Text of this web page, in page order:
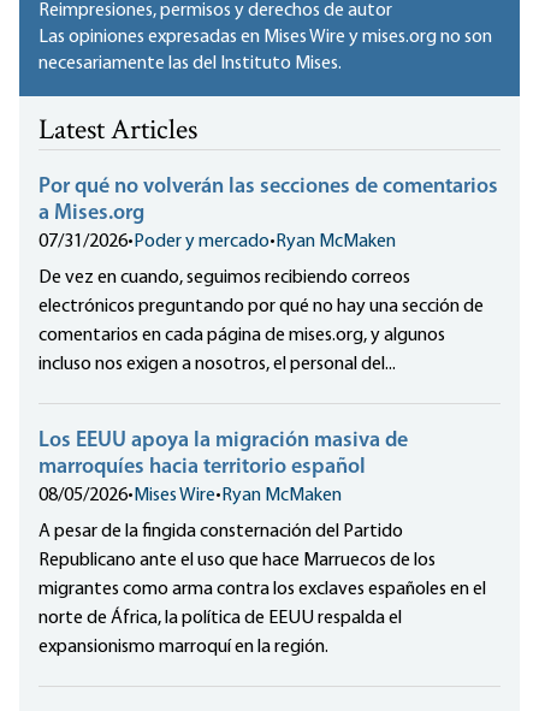
Reimpresiones, permisos y derechos de autor
Las opiniones expresadas en Mises Wire y mises.org no son
necesariamente las del Instituto Mises.
Latest Articles
Por qué no volverán las secciones de comentarios
a Mises.org
07/31/2026• Poder y mercado• Ryan McMaken
De vez en cuando, seguimos recibiendo correos
electrónicos preguntando por qué no hay una sección de
comentarios en cada página de mises.org, y algunos
incluso nos exigen a nosotros, el personal del...
Los EEUU apoya la migración masiva de
marroquíes hacia territorio español
08/05/2026• Mises Wire• Ryan McMaken
A pesar de la fingida consternación del Partido
Republicano ante el uso que hace Marruecos de los
migrantes como arma contra los exclaves españoles en el
norte de África, la política de EEUU respalda el
expansionismo marroquí en la región.